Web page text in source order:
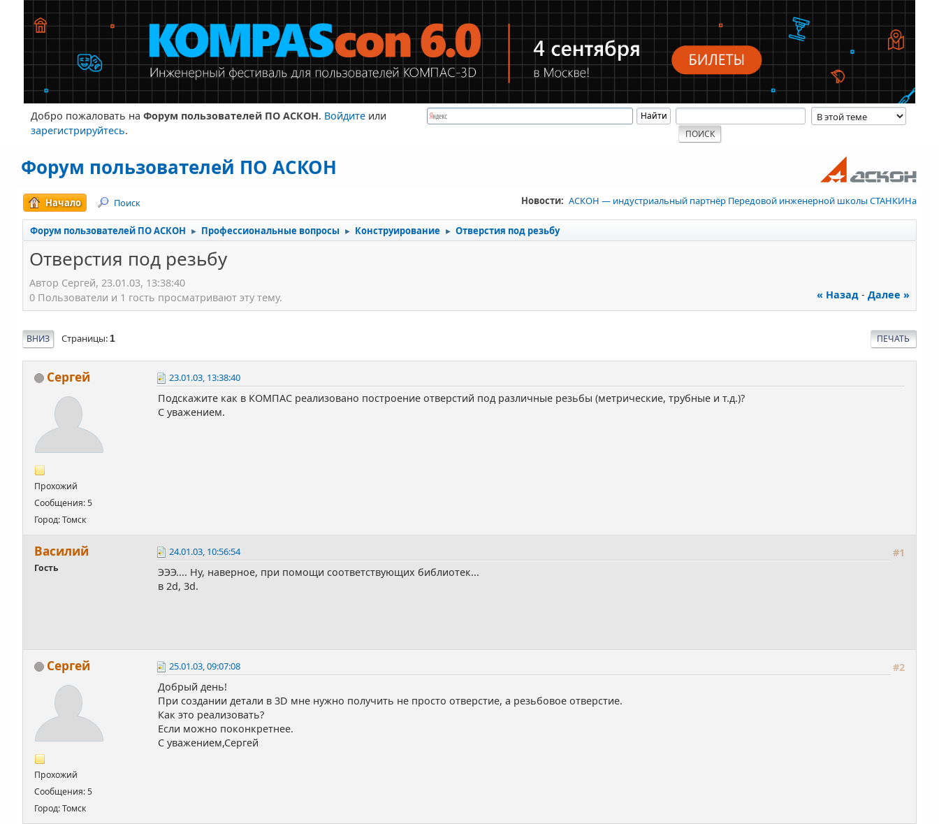
Добро пожаловать на Форум пользователей ПО АСКОН. Войдитеили
зарегистрируйтесь.
Форум пользователей ПО АСКОН
Новости: АСКОН — индустриальный партнёр Передовой инженерной школы СТАНКИНа
Начало Поиск
Форум пользователей ПО АСКОН ► Профессиональные вопросы ► Конструирование ► Отверстия под резьбу
Отверстия под резьбу
Автор Сергей, 23.01.03, 13:38:40
« Назад- Далее »
0 Пользователи и 1 гость просматривают эту тему.
ПЕЧАТЬ
ВНИЗ Страницы 1
Сергей
Прохожий
Сообщения: 5
Город: Томск
23.01.03, 13:38:40
Подскажите как в КОМПАС реализовано построение отверстий под различные резьбы (метрические, трубные и т.д.)?
С уважением.
Василий
Гость
#1
24.01.03, 10:56:54
ЭЭЭ.... Ну, наверное, при помощи соответствующих библиотек...
в 2d, 3d.
Сергей
Прохожий
Сообщения: 5
Город: Томск
#2
25.01.03, 09:07:08
Добрый день!
При создании детали в 3D мне нужно получить не просто отверстие, а резьбовое отверстие.
Как это реализовать?
Если можно поконкретнее.
С уважением,Сергей